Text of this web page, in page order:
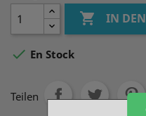
 IN
 En Stock
Teilen